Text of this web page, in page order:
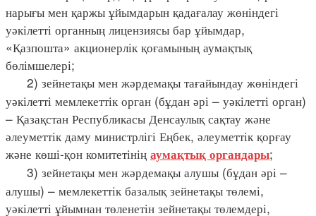
нарығы мен қаржы ұйымдарын қадағалау жөніндегі
уәкілетті органның лицензиясы бар ұйымдар,
«Қазпошта» акционерлік қоғамының аумақтық
бөлімшелері;
2) зейнетақы мен жәрдемақы тағайындау жөніндегі
уәкілетті мемлекеттік орган (бұдан әрі – уәкілетті орган)
– Қазақстан Республикасы Денсаулық сақтау және
әлеуметтік даму министрлігі Еңбек, әлеуметтік қорғау
және көші-қон комитетінің аумақтық органдары;
3) зейнетақы мен жәрдемақы алушы (бұдан әрі –
алушы) – мемлекеттік базалық зейнетақы төлемі,
уәкілетті ұйымнан төленетін зейнетақы төлемдері,